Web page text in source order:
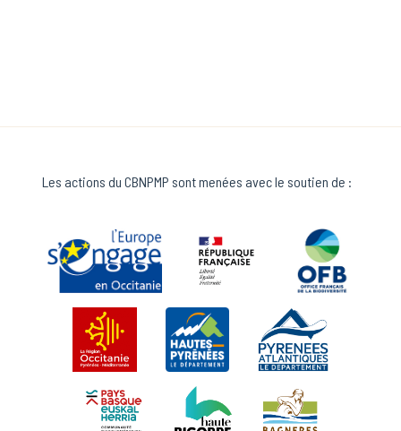
Les actions du CBNPMP sont menées avec le soutien de :